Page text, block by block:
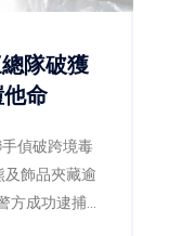
隊破獲
他命
偵破跨境毒
及飾品夾藏逾
方成功逮捕2